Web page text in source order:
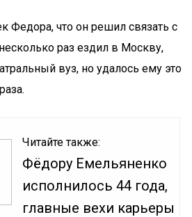
Федора, что он решил связать с
раз ездил в Москву,
вуз, но удалось ему это
Читайте также:
Фёдору Емельяненко
исполнилось 44 года,
главные вехи карьеры